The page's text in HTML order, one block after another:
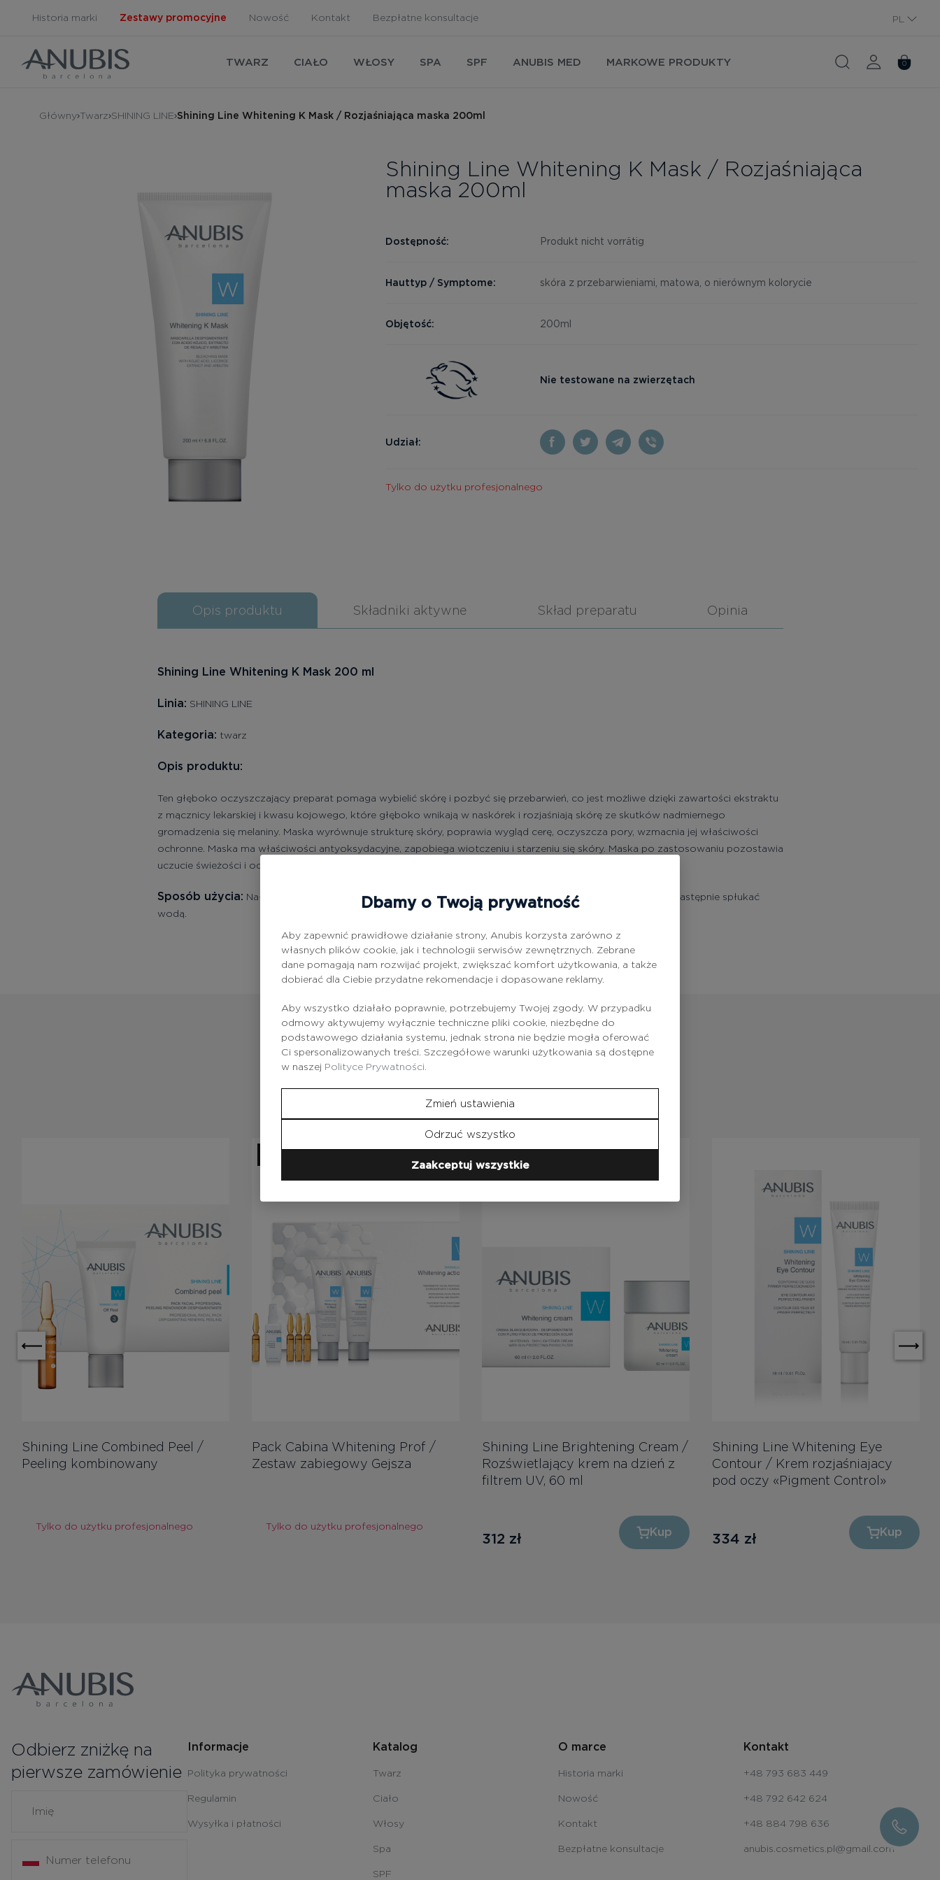
Historia marki Zestawy promocyjne Nowość Kontakt Bezpłatne konsultacje
PL
TWARZ CIAŁO WŁOSY SPA SPF ANUBIS MED MARKOWE PRODUKTY 0
Główny Twarz SHINING LINE Shining Line Whitening K Mask / Rozjaśniająca maska ​​200ml
Shining Line Whitening K Mask / Rozjaśniająca
maska ​​200ml
Dostępność: Produkt nicht vorrätig
Hauttyp / Symptome: skóra z przebarwieniami, matowa, o nierównym kolorycie
Objętość: 200ml
Nie testowane na zwierzętach
Udział:
Tylko do użytku profesjonalnego
Opis produktu Składniki aktywne Skład preparatu Opinia
Shining Line Whitening K Mask 200 ml
Linia: SHINING LINE
Kategoria: twarz
Opis produktu:
Ten głęboko oczyszczający preparat pomaga wybielić skórę i pozbyć się przebarwień, co jest możliwe dzięki zawartości ekstraktu
z mącznicy lekarskiej i kwasu kojowego, które głęboko wnikają w naskórek i rozjaśniają skórę ze skutków nadmiernego
gromadzenia się melaniny. Maska wyrównuje strukturę skóry, poprawia wygląd cerę, oczyszcza pory, wzmacnia jej właściwości
ochronne. Maska ma właściwości antyoksydacyjne, zapobiega wiotczeniu i starzeniu się skóry. Maska po zastosowaniu pozostawia
uczucie świeżości i odnowy.
Sposób użycia: Nałożyć maskę na oczyszczoną skórę twarzy, szyi i dekoltu, pozostawić na 10-15 minut, a następnie spłukać
wodą.
Produkty
Shining Line Combined Peel /
Peeling kombinowany
Tylko do użytku profesjonalnego
Pack Cabina Whitening Prof /
Zestaw zabiegowy Gejsza
Tylko do użytku profesjonalnego
Shining Line Brightening Cream /
Rozświetlający krem na dzień z
filtrem UV, 60 ml
312 zł Kup
Shining Line Whitening Eye
Contour / Krem rozjaśniajacy
pod oczy «Pigment Control»
334 zł Kup
Odbierz zniżkę na
pierwsze zamówienie
Informacje
Polityka prywatności
Regulamin
Wysyłka i płatności
Katalog
Twarz
Ciało
Włosy
Spa
SPF
O marce
Historia marki
Nowość
Kontakt
Bezpłatne konsultacje
Kontakt
+48 793 683 449
+48 792 642 624
+48 884 798 636
anubis.cosmetics.pl@gmail.com
Dbamy o Twoją prywatność
Aby zapewnić prawidłowe działanie strony, Anubis korzysta zarówno z
własnych plików cookie, jak i technologii serwisów zewnętrznych. Zebrane
dane pomagają nam rozwijać projekt, zwiększać komfort użytkowania, a także
dobierać dla Ciebie przydatne rekomendacje i dopasowane reklamy.
Aby wszystko działało poprawnie, potrzebujemy Twojej zgody. W przypadku
odmowy aktywujemy wyłącznie techniczne pliki cookie, niezbędne do
podstawowego działania systemu, jednak strona nie będzie mogła oferować
Ci spersonalizowanych treści. Szczegółowe warunki użytkowania są dostępne
w naszej Polityce Prywatności.
Zmień ustawienia
Odrzuć wszystko
Zaakceptuj wszystkie